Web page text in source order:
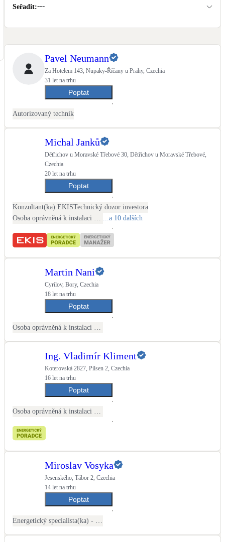
Kotle
Hlavní zdroje vytápění
Bateriové úložiště
Novostavby
Stínicí technika
Žaluzie, markýzy, pergoly
Rekuperace tepla odpadní vody
Šedá i černá odpadní voda
Kamna / krby
Doplňkové zdroje vytápění
Vnitřní i venkovní
Retence deštové vody
Akumulace dešťovky
Zelená střecha
Větrné elektrárny NEW
Malé i velké turbíny
Seřadit:---
Pavel Neumann
Za Hotelem 143, Nupaky-Říčany u Prahy, Czechia
31 let na trhu
Poptat
Autorizovaný technik
Michal Janků
Dětřichov u Moravské Třebové 30, Dětřichov u Moravské Třebové,
Czechia
20 let na trhu
Poptat
Konzultant(ka) EKISTechnický dozor investora
...a 10 dalších
Martin Nani
Cyrilov, Bory, Czechia
18 let na trhu
Poptat
Ing. Vladimír Kliment
Koterovská 2827, Pilsen 2, Czechia
16 let na trhu
Poptat
Miroslav Vosyka
Jesenského, Tábor 2, Czechia
14 let na trhu
Poptat